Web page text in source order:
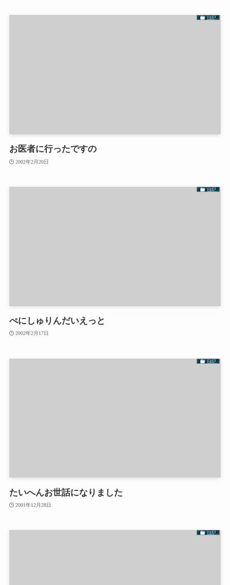
日記
お医者に行ったですの
2002年2月20日
日記
ぺにしゅりんだいえっと
2002年2月17日
日記
たいへんお世話になりました
2001年12月28日
日記